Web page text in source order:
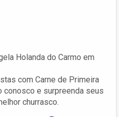
Holanda do Carmo em
com Carne de Primeira
conosco e surpreenda seus
churrasco.